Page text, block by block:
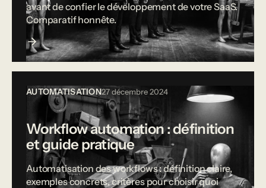
avant de confier le développement de votre SaaS.
Comparatif honnête.
AUTOMATISATION27 décembre 2024
Workflow automation : définition
et guide pratique
Automatisation des workflows : définition claire,
exemples concrets, critères pour choisir quoi